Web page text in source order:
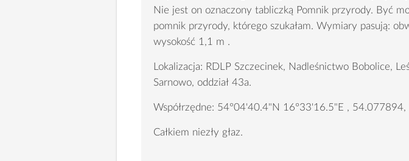
Nie jest on oznaczony tabliczką Pomnik przyrody. Być
pomnik przyrody, którego szukałam. Wymiary pasują:
wysokość 1,1 m .
Lokalizacja: RDLP Szczecinek, Nadleśnictwo Bobolice,
Sarnowo, oddział 43a.
Współrzędne: 54°04'40.4"N 16°33'16.5"E ,
Całkiem niezły głaz.